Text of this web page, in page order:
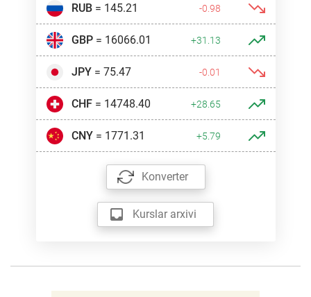
RUB= 145.21 -0.98
GBP= 16066.01 +31.13
JPY= 75.47 -0.01
CHF= 14748.40 +28.65
CNY= 1771.31 +5.79
Konverter
Kurslar arxivi